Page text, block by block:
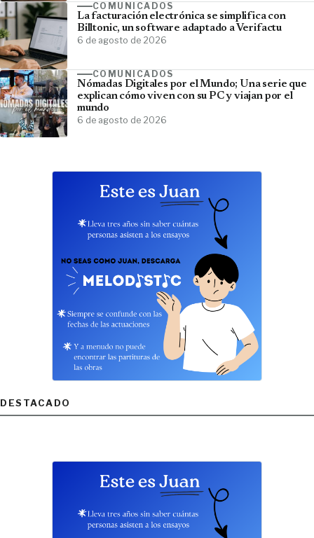
COMUNICADOS
La facturación electrónica se simplifica con
Billtonic, un software adaptado a Verifactu
6 de agosto de 2026
COMUNICADOS
Nómadas Digitales por el Mundo; Una serie que
explican cómo viven con su PC y viajan por el
mundo
6 de agosto de 2026
DESTACADO